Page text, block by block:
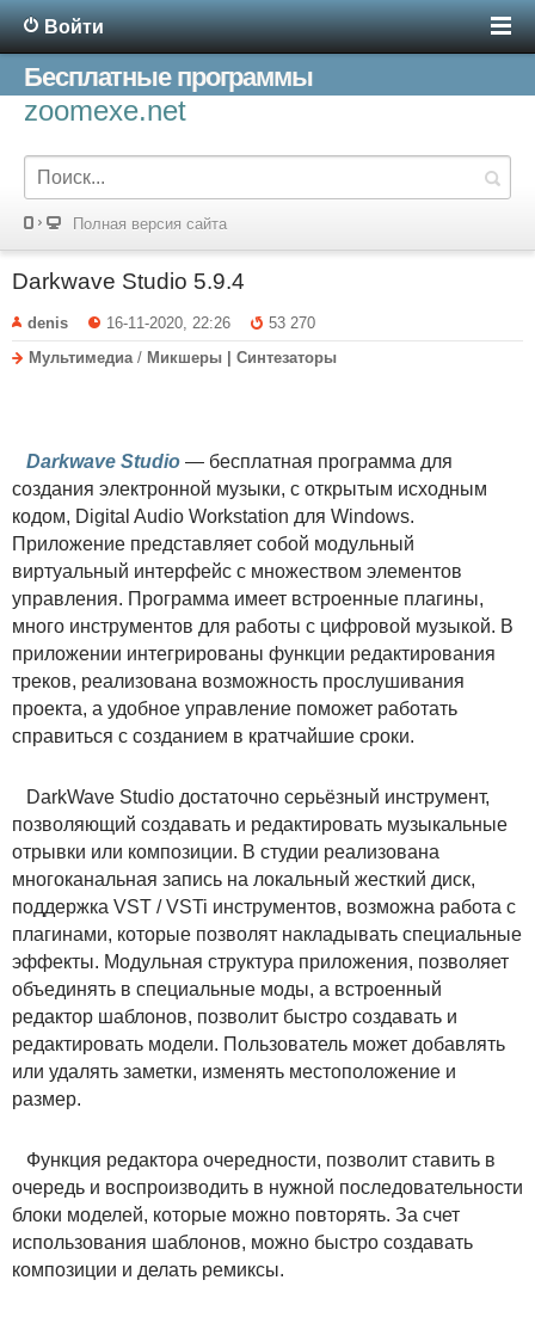
Войти
Бесплатные программы
zoomexe.net
Полная версия сайта
Darkwave Studio 5.9.4
denis 16-11-2020, 22:26
53 270
Мультимедиа / Микшеры | Синтезаторы
Darkwave Studio — бесплатная программа для
создания электронной музыки, с открытым исходным
кодом, Digital Audio Workstation для Windows.
Приложение представляет собой модульный
виртуальный интерфейс с множеством элементов
управления. Программа имеет встроенные плагины,
много инструментов для работы с цифровой музыкой. В
приложении интегрированы функции редактирования
треков, реализована возможность прослушивания
проекта, а удобное управление поможет работать
справиться с созданием в кратчайшие сроки.
DarkWave Studio достаточно серьёзный инструмент,
позволяющий создавать и редактировать музыкальные
отрывки или композиции. В студии реализована
многоканальная запись на локальный жесткий диск,
поддержка VST / VSTi инструментов, возможна работа с
плагинами, которые позволят накладывать специальные
эффекты. Модульная структура приложения, позволяет
объединять в специальные моды, а встроенный
редактор шаблонов, позволит быстро создавать и
редактировать модели. Пользователь может добавлять
или удалять заметки, изменять местоположение и
размер.
Функция редактора очередности, позволит ставить в
очередь и воспроизводить в нужной последовательности
блоки моделей, которые можно повторять. За счет
использования шаблонов, можно быстро создавать
композиции и делать ремиксы.